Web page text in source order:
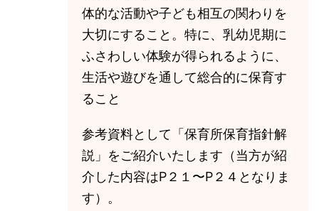
体的な活動や子ども相互の関わりを
大切にすること。特に、乳幼児期に
ふさわしい体験が得られるように、
生活や遊びを通して総合的に保育す
ること
参考資料として「保育所保育指針解
説」をご紹介いたします（当方が紹
介した内容はP２１〜P２４となりま
す）。